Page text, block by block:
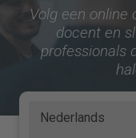
Volg een online
docent en
professionals